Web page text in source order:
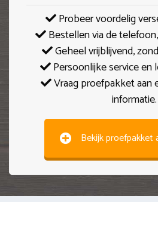
Probeer voordelig
Bestellen via de
Geheel vrijblijvend,
Persoonlijke service en
Vraag proefpakket aan
informatie.
Bekijk proefpakket